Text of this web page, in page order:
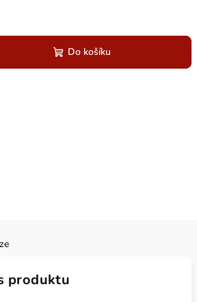
Do košíku
produktu